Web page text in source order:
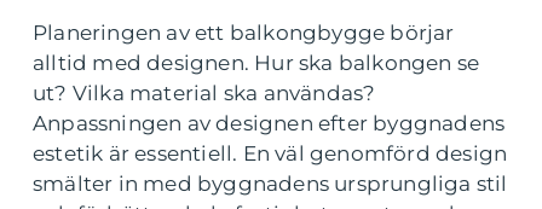
Planeringen av ett balkongbygge börjar
alltid med designen. Hur ska balkongen se
ut? Vilka material ska användas?
Anpassningen av designen efter byggnadens
estetik är essentiell. En väl genomförd design
smälter in med byggnadens ursprungliga stil